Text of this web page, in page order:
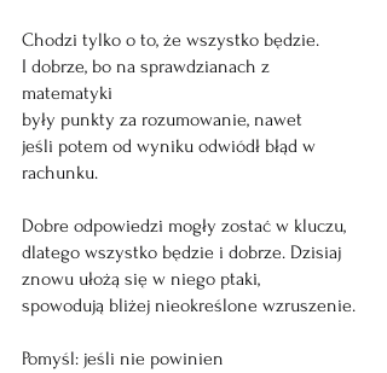
Chodzi tylko o to, że wszystko będzie.
I dobrze, bo na sprawdzianach z
matematyki
były punkty za rozumowanie, nawet
jeśli potem od wyniku odwiódł błąd w
rachunku.
Dobre odpowiedzi mogły zostać w kluczu,
dlatego wszystko będzie i dobrze. Dzisiaj
znowu ułożą się w niego ptaki,
spowodują bliżej nieokreślone wzruszenie.
Pomyśl: jeśli nie powinien